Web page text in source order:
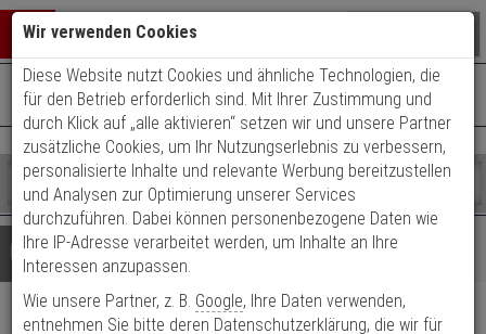
Warenkorb schließen
0 ARTIKEL IM WARENKORB
Ihr Warenkorb ist momentan leer.
Ergebnisse ()
Fertig
Shop
durchsuchen
Bitte
geben
Sie
mindestens
Zeichen
Es
wurde
noch
Kategorien
Suche
gestartet
+49 (0)821 899 493-0Mo. - Do.: 8:00 - 16:30 | Fr.: 8:00 - 14:00 Uhr
Details Beratung
Wir verwenden Cookies
Diese Website nutzt Cookies und ähnliche Technologien, die
für den Betrieb erforderlich sind. Mit Ihrer Zustimmung und
durch Klick auf „alle aktivieren“ setzen wir und unsere Partner
zusätzliche Cookies, um Ihr Nutzungserlebnis zu verbessern,
personalisierte Inhalte und relevante Werbung bereitzustellen
und Analysen zur Optimierung unserer Services
durchzuführen. Dabei können personenbezogene Daten wie
Ihre IP-Adresse verarbeitet werden, um Inhalte an Ihre
Interessen anzupassen.
Wie unsere Partner, z. B. Google, Ihre Daten verwenden,
entnehmen Sie bitte deren Datenschutzerklärung, die wir für